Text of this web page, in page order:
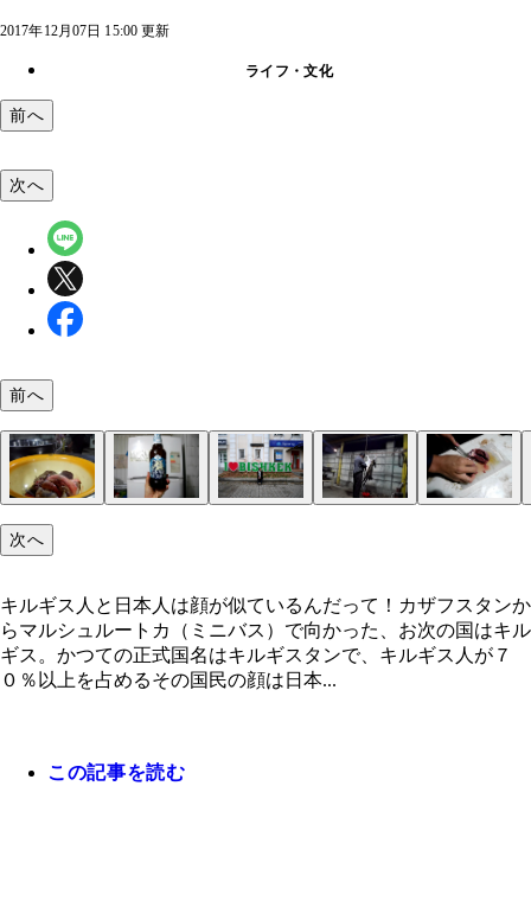
2017年12月07日 15:00 更新
ライフ・文化
前へ
ち。イビキ率高かったけど（笑）、みんな良い人
した
名「ショロ」。発酵独特の酸味と塩気のある味で
ザラとして舌触り
ろで、このモツどこで手に入れたんだろうか。お
夫かな…
感じだが、看板はあるようだ
たらしい
見えるのは気のせいだろうか
ろう
次へ
前へ
次へ
キルギス人と日本人は顔が似ているんだって！カザフスタンか
らマルシュルートカ（ミニバス）で向かった、お次の国はキル
ギス。かつての正式国名はキルギスタンで、キルギス人が７
０％以上を占めるその国民の顔は日本...
この記事を読む